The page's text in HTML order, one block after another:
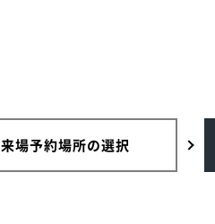
来場予約場所の選択